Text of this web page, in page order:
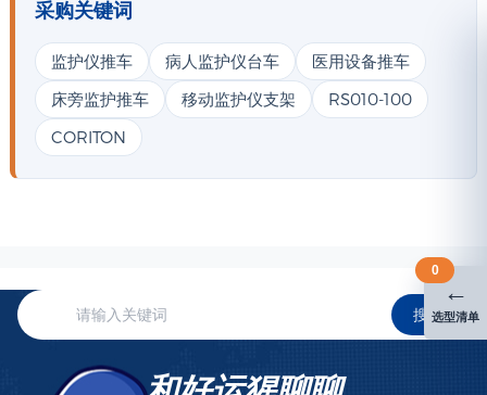
采购关键词
监护仪推车 病人监护仪台车
医用设备推车
床旁监护推车
移动监护仪支架
RS010-100
CORITON
搜索
←
选型清单
0